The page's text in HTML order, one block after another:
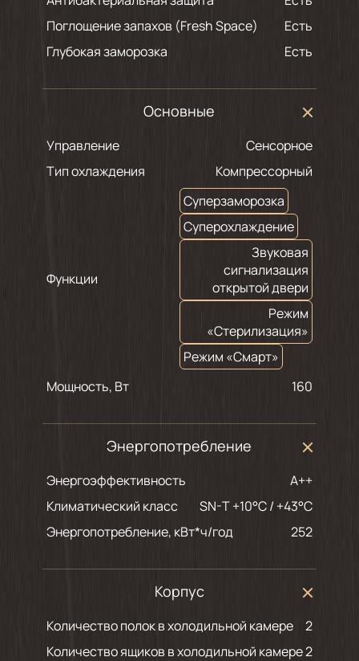
Поглощение запахов (Fresh Space)
есть
Глубокая заморозка
есть
Основные
Управление
Сенсорное
Тип охлаждения
Компрессорный
Функции
Суперзаморозка
Суперохлаждение
Звуковая
сигнализация
открытой двери
Режим
«Стерилизация»
Режим «Смарт»
Мощность, Вт
160
Энергопотребление
Энергоэффективность
A++
Климатический класс
SN-T +10°C / +43°C
Энергопотребление, кВт*ч/год
252
Корпус
Количество полок в холодильной камере
2
Количество ящиков в холодильной камере2